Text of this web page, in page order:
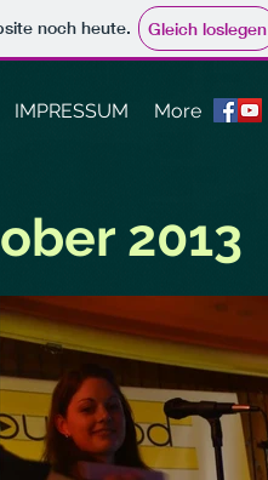
noch heute. Gleich loslegen
IMPRESSUM More
2013